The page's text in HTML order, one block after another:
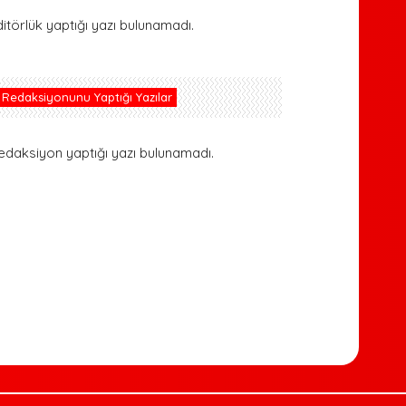
yaptığı yazı bulunamadı.
Redaksiyonunu Yaptığı Yazılar
yaptığı yazı bulunamadı.